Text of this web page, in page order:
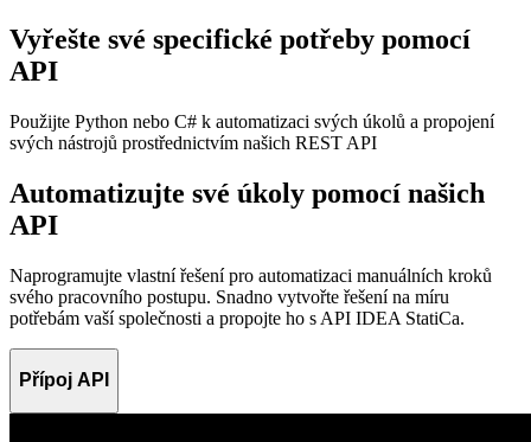
Vyřešte své specifické potřeby pomocí
API
Použijte Python nebo C# k automatizaci svých úkolů a propojení
svých nástrojů prostřednictvím našich REST API
Automatizujte své úkoly pomocí našich
API
Naprogramujte vlastní řešení pro automatizaci manuálních kroků
svého pracovního postupu. Snadno vytvořte řešení na míru
potřebám vaší společnosti a propojte ho s API IDEA StatiCa.
Přípoj API